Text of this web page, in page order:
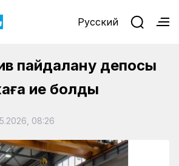
Русский
пайдалану депосы
ие болды
08:26